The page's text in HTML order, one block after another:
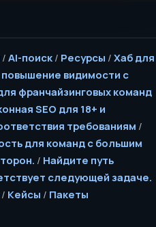
/ AI-поиск / Ресурсы / Хаб для
видимости с
франчайзинговых команд
SEO для 18+ и
требованиям /
для команд с большим
/ Найдите путь
следующей задаче.
/ Кейсы / Пакеты